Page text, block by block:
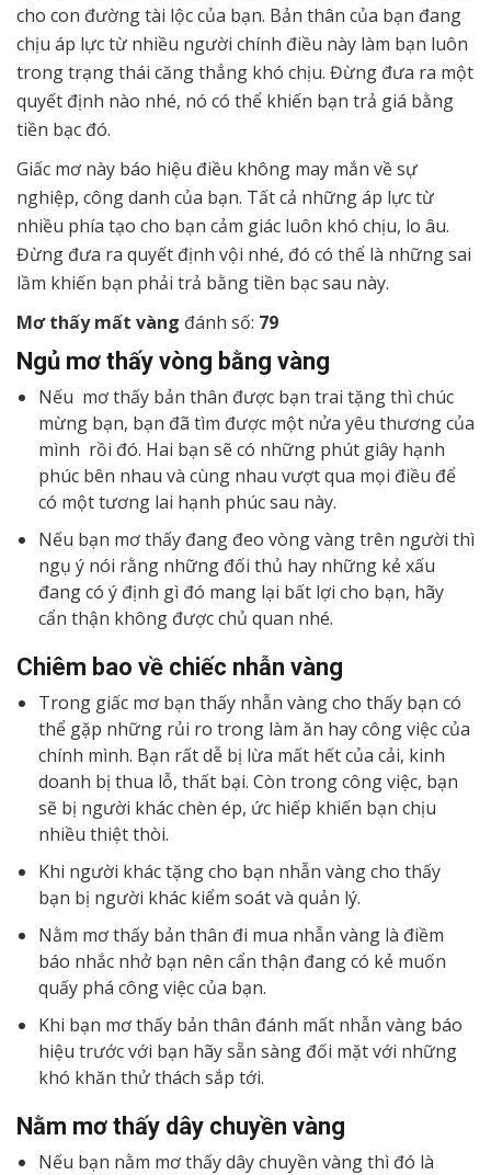
cho con đường tài lộc của bạn. Bản thân của bạn đang
chịu áp lực từ nhiều người chính điều này làm bạn luôn
trong trạng thái căng thẳng khó chịu. Đừng đưa ra một
quyết định nào nhé, nó có thể khiến bạn trả giá bằng
tiền bạc đó.
Giấc mơ này báo hiệu điều không may mắn về sự
nghiệp, công danh của bạn. Tất cả những áp lực từ
nhiều phía tạo cho bạn cảm giác luôn khó chịu, lo âu.
Đừng đưa ra quyết định vội nhé, đó có thể là những sai
lầm khiến bạn phải trả bằng tiền bạc sau này.
Mơ thấy mất vàng đánh số: 79
Ngủ mơ thấy vòng bằng vàng
Nếu mơ thấy bản thân được bạn trai tặng thì chúc
mừng bạn, bạn đã tìm được một nửa yêu thương của
mình rồi đó. Hai bạn sẽ có những phút giây hạnh
phúc bên nhau và cùng nhau vượt qua mọi điều để
có một tương lai hạnh phúc sau này.
Nếu bạn mơ thấy đang đeo vòng vàng trên người thì
ngụ ý nói rằng những đối thủ hay những kẻ xấu
đang có ý định gì đó mang lại bất lợi cho bạn, hãy
cẩn thận không được chủ quan nhé.
Chiêm bao về chiếc nhẫn vàng
Trong giấc mơ bạn thấy nhẫn vàng cho thấy bạn có
thể gặp những rủi ro trong làm ăn hay công việc của
chính mình. Bạn rất dễ bị lừa mất hết của cải, kinh
doanh bị thua lỗ, thất bại. Còn trong công việc, bạn
sẽ bị người khác chèn ép, ức hiếp khiến bạn chịu
nhiều thiệt thòi.
Khi người khác tặng cho bạn nhẫn vàng cho thấy
bạn bị người khác kiểm soát và quản lý.
Nằm mơ thấy bản thân đi mua nhẫn vàng là điềm
báo nhắc nhở bạn nên cẩn thận đang có kẻ muốn
quấy phá công việc của bạn.
Khi bạn mơ thấy bản thân đánh mất nhẫn vàng báo
hiệu trước với bạn hãy sẵn sàng đối mặt với những
khó khăn thử thách sắp tới.
Nằm mơ thấy dây chuyền vàng
Nếu bạn nằm mơ thấy dây chuyền vàng thì đó là